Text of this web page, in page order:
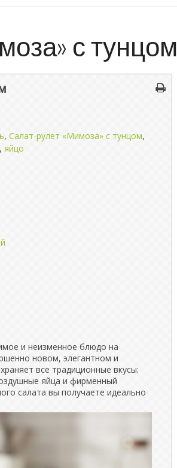
с тунцом
, Салат-рулет «Мимоза» с тунцом,
, яйцо
и неизменное блюдо на
новом, элегантном и
все традиционные вкусы:
яйца и фирменный
салата вы получаете идеально